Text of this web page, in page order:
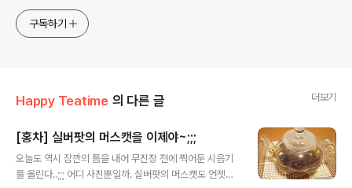
구독하기
Happy Teatime 의 다른 글 더보기
[홍차] 실버팟의 머스캣을 이제야~;;;
오늘도 역시 잠깐의 틈을 내어 무진장 전에 찍어둔 시음기
를 올린다..;;; 어디 사진뿐일까. 실버팟의 머스캣도 언젯적